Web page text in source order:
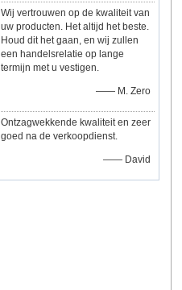
Wij vertrouwen op de kwaliteit van
uw producten. Het altijd het beste.
Houd dit het gaan, en wij zullen
een handelsrelatie op lange
termijn met u vestigen.
—— M. Zero
Ontzagwekkende kwaliteit en zeer
goed na de verkoopdienst.
—— David